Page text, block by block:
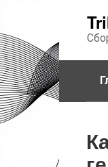
контенту